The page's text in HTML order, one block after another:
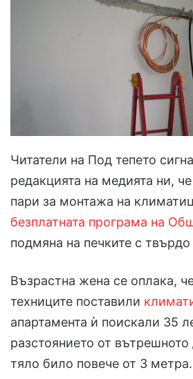
Читатели на Под тепето
редакцията на медията ни,
пари за монтажа на
безплатната програма на
подмяна на печките с твърдо
Възрастна жена се оплака,
техниците поставили
апартамента ѝ поискали 35
разстоянието от
тяло било повече от 3 метра.